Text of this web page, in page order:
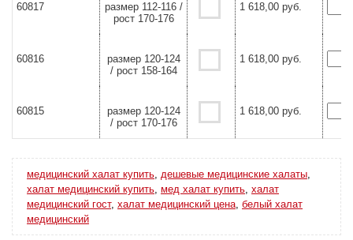
60817
размер 112-116 /
рост 170-176
1 618,00 руб.
60816
размер 120-124
/ рост 158-164
1 618,00 руб.
60815
размер 120-124
/ рост 170-176
1 618,00 руб.
медицинский халат купить дешевые медицинские халаты
халат медицинский купить мед халат купить халат
медицинский гост, халат медицинский цена белый халат
медицинский